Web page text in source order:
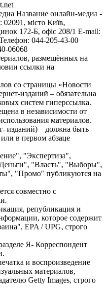
Название онлайн-медиа -
місто Київ,
172-Б, офіс 208/1 E-mail:
044-205-43-00
06068
размещённых на
ссылки на
со страницы «Новости
изданий – обязательна
систем гиперссылка.
в независимости от
материалов.
изданий) – должна быть
в первом абзаце
"Экспертиза",
"Власть", "Выборы",
"Промо" публикуются на
совместно с
републикация и
которое содержит
EPA / UPG, строго
Я- Корреспондент
и воспроизведение
материалов,
Getty Images, строго